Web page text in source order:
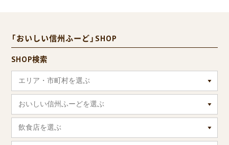
「おいしい信州ふーど」SHOP
SHOP検索
エリア・市町村を選ぶ
おいしい信州ふーどを選ぶ
飲食店を選ぶ